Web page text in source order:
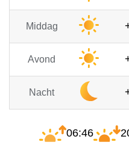
Middag
Avond
Nacht
06:46